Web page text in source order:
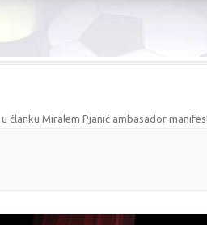
u članku Miralem Pjanić ambasador